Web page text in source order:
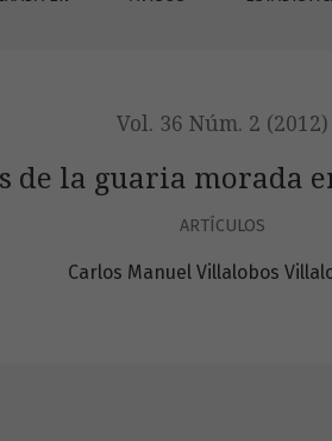
Vol. 36 Núm. 2 (2012)
de la guaria morada
ARTÍCULOS
Carlos Manuel Villalobos